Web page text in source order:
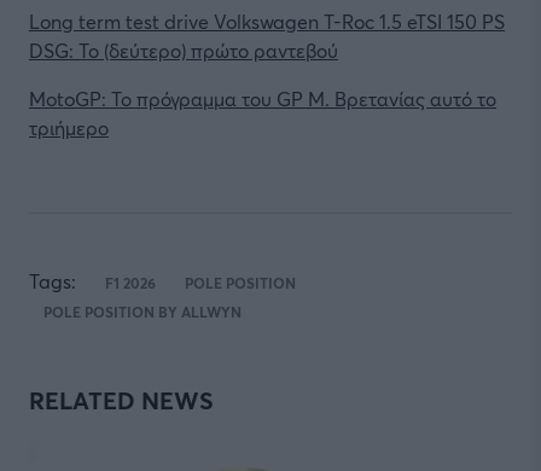
Long term test drive Volkswagen T-Roc 1.5 eTSI 150 PS
DSG: Το (δεύτερο) πρώτο ραντεβού
MotoGP: Το πρόγραμμα του GP Μ. Βρετανίας αυτό το
τριήμερο
Tags: F1 2026
POLE POSITION
POLE POSITION BY ALLWYN
RELATED NEWS